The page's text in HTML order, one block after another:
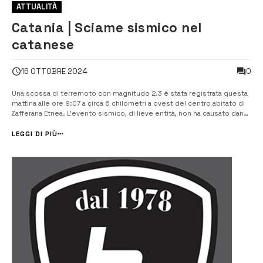
ATTUALITÀ
Catania | Sciame sismico nel
catanese
16 OTTOBRE 2024 0
Una scossa di terremoto con magnitudo 2.3 è stata registrata questa
mattina alle ore 9:07 a circa 6 chilometri a ovest del centro abitato di
Zafferana Etnea. L’evento sismico, di lieve entità, non ha causato danni
terremoto, questa volta di magnitudo 2.2, si era verif...
LEGGI DI PIÙ